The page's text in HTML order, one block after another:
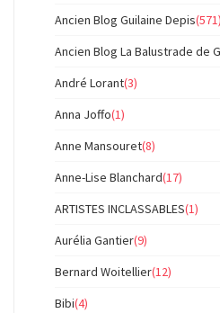
Ancien Blog Guilaine Depis(571)
Ancien Blog La Balustrade de
André Lorant(3)
Anna Joffo(1)
Anne Mansouret(8)
Anne-Lise Blanchard(17)
ARTISTES INCLASSABLES(1)
Aurélia Gantier(9)
Bernard Woitellier(12)
Bibi(4)